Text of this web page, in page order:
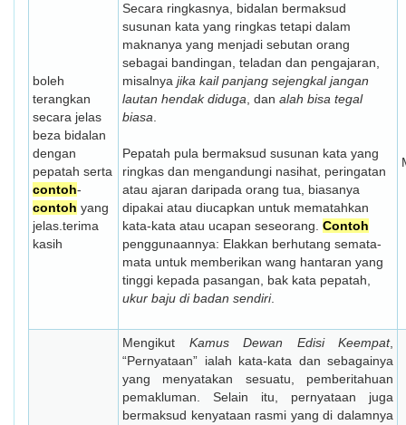
boleh
terangkan
secara jelas
beza bidalan
dengan
pepatah serta
contoh-
contoh yang
jelas.terima
kasih
Secara ringkasnya, bidalan bermaksud
susunan kata yang ringkas tetapi dalam
maknanya yang menjadi sebutan orang
sebagai bandingan, teladan dan pengajaran,
misalnya jika kail panjang sejengkal jangan
lautan hendak diduga , dan alah bisa tegal
biasa
Pepatah pula bermaksud susunan kata yang
ringkas dan mengandungi nasihat, peringatan
atau ajaran daripada orang tua, biasanya
dipakai atau diucapkan untuk mematahkan
kata-kata atau ucapan seseorang. Contoh
penggunaannya: Elakkan berhutang semata-
mata untuk memberikan wang hantaran yang
tinggi kepada pasangan, bak kata pepatah,
ukur baju di badan sendiri.
Mengikut Kamus Dewan Edisi Keempat,
“Pernyataan” ialah kata-kata dan sebagainya
yang menyatakan sesuatu, pemberitahuan
pemakluman. Selain itu, pernyataan juga
bermaksud kenyataan rasmi yang di dalamnya